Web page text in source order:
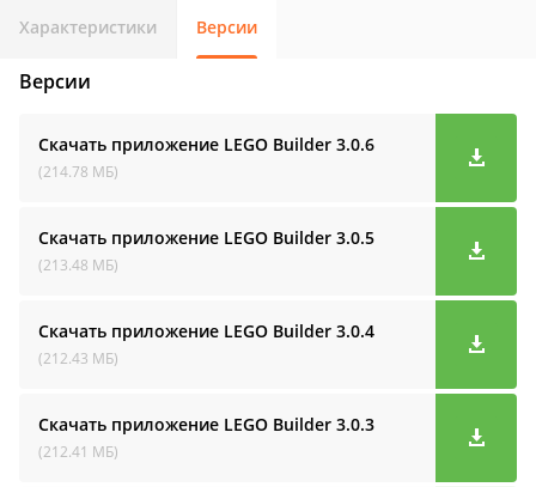
Характеристики Версии
Версии
Скачать приложение LEGO Builder 3.0.6
(214.78 МБ)
Скачать приложение LEGO Builder 3.0.5
(213.48 МБ)
Скачать приложение LEGO Builder 3.0.4
(212.43 МБ)
Скачать приложение LEGO Builder 3.0.3
(212.41 МБ)